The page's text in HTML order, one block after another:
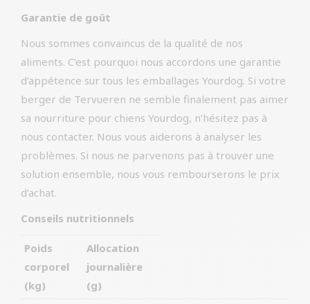
Garantie de goût
Nous sommes convaincus de la qualité de nos
aliments. C’est pourquoi nous accordons une garantie
d’appétence sur tous les emballages Yourdog. Si votre
berger de Tervueren ne semble finalement pas aimer
sa nourriture pour chiens Yourdog, n’hésitez pas à
nous contacter. Nous vous aiderons à analyser les
problèmes. Si nous ne parvenons pas à trouver une
solution ensemble, nous vous rembourserons le prix
d’achat.
Conseils nutritionnels
Poids
corporel
(kg)
Allocation
journalière
(g)